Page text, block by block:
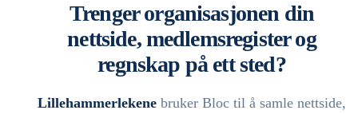
Trenger organisasjonen din
nettside, medlemsregister og
regnskap på ett sted?
Lillehammerlekene bruker Bloc til å samle nettside,